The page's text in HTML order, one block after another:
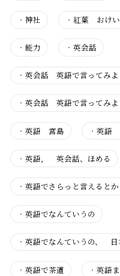
・ 神社 ・紅葉 おけい
・ 能力 ・英会話
・ 英会話 英語で言ってみ
・ 英会話 英語で言ってみ
・ 英語 宮島 ・英語
・ 英語， 英会話、ほめる
・ 英語でさらっと言えると
・ 英語でなんていうの
・ 英語でなんていうの、 日
・ 英語で茶道 ・英語